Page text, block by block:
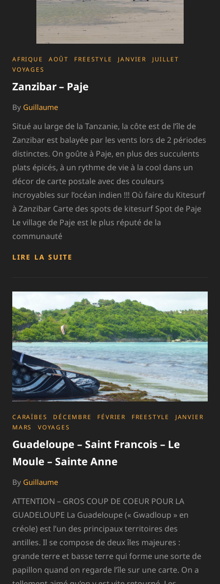
CATEGORIES
AFRIQUE AOÛT FREESTYLE JANVIER
JUILLET
VOYAGES
Zanzibar – Paje
By Guillaume
Situé au large de la Tanzanie, la côte est de l’île de
Zanzibar est balayée par les vents lors de 2 périodes
distinctes. On goûte à Paje, en plus des succulents
plats épicés, à un rythme de vie à la cool dans un
décor de carte postale avec des couleurs
incroyables sur l’océan indien !!! Où faire du Kitesurf
à Zanzibar Carte des spots de kitesurf Spot de Paje
Le village de Paje est le plus réputé de la
communauté
LIRE LA SUITE
CATEGORIES
CARAÏBES DÉCEMBRE FÉVRIER FREESTYLE
JANVIER
MARS
VOYAGES
Guadeloupe – Saint Francois – Le
Moule – Sainte Anne
By Guillaume
ATTENTION – GROS COUP DE COEUR POUR LA
GUADELOUPE La Guadeloupe (« Gwadloup » en
créole) est l’un des principaux territoires des
antilles. Il se compose de deux îles majeures :
grande terre et basse terre qui forme une sorte de
papillon quand on regarde l’île sur une carte. On a